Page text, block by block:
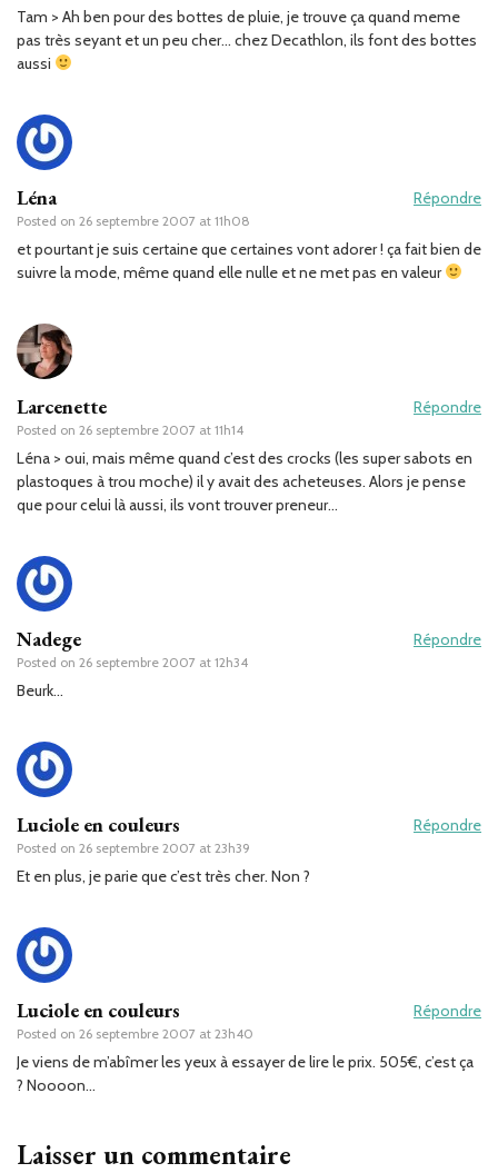
Tam > Ah ben pour des bottes de pluie, je trouve ça quand meme
pas très seyant et un peu cher… chez Decathlon, ils font des bottes
aussi
Léna
Posted on 26 septembre 2007 at 11h08
Répondre
et pourtant je suis certaine que certaines vont adorer ! ça fait bien de
suivre la mode, même quand elle nulle et ne met pas en valeur
Larcenette
Posted on 26 septembre 2007 at 11h14
Répondre
Léna > oui, mais même quand c’est des crocks (les super sabots en
plastoques à trou moche) il y avait des acheteuses. Alors je pense
que pour celui là aussi, ils vont trouver preneur…
Nadege
Posted on 26 septembre 2007 at 12h34
Répondre
Beurk…
Luciole en couleurs
Posted on 26 septembre 2007 at 23h39
Répondre
Et en plus, je parie que c’est très cher. Non ?
Luciole en couleurs
Posted on 26 septembre 2007 at 23h40
Répondre
Je viens de m’abîmer les yeux à essayer de lire le prix. 505€, c’est ça
? Noooon…
Laisser un commentaire